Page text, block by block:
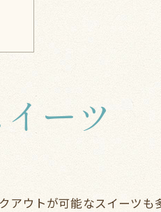
ーツ
ウトが可能なスイーツも